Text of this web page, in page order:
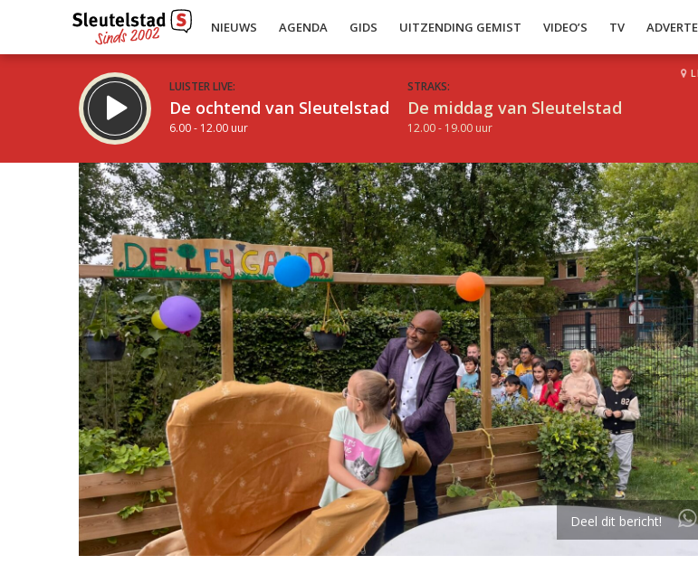
NIEUWS AGENDA GIDS UITZENDING GEMIST VIDEO’S TV
LUISTER LIVE:
De ochtend van Sleutelstad
6.00 - 12.00 uur
STRAKS:
De middag van Sleutelstad
12.00 - 19.00 uur
Inklappen
Deel dit bericht!